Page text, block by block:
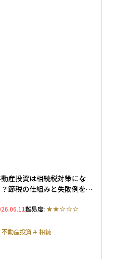
産投資は相続税対策にな
節税の仕組みと失敗例を解
難易度:
不動産投資＃ 相続